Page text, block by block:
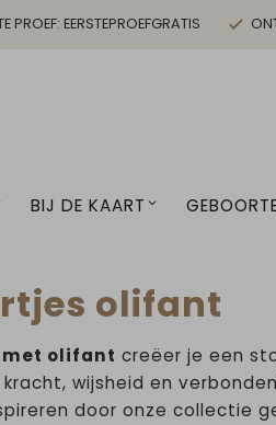
PROEF: EERSTEPROEFGRATIS
BIJ DE KAART
olifant
olifant creëer je een
wijsheid en
door onze